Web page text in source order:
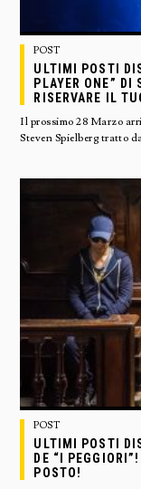
POST
ULTIMI POSTI
PLAYER ONE” DI
RISERVARE IL
Il prossimo 28 Marzo
Steven Spielberg tratto
POST
ULTIMI POSTI
DE “I
POSTO!